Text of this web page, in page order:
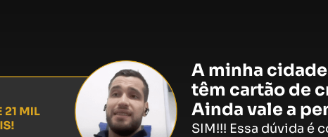
A minha
têm cartão de
Ainda vale a
SIM!!! Essa dúvida é